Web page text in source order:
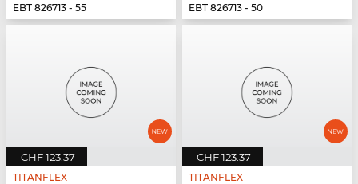
EBT 826713 - 55
EBT 826713 - 50
CHF 123.37
TITANFLEX
CHF 123.37
TITANFLEX